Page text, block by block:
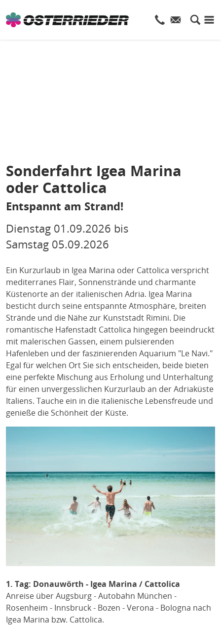
Sonderfahrt Igea Marina
oder Cattolica
Entspannt am Strand!
Dienstag 01.09.2026 bis
Samstag 05.09.2026
Ein Kurzurlaub in Igea Marina oder Cattolica verspricht
mediterranes Flair, Sonnenstrände und charmante
Küstenorte an der italienischen Adria. Igea Marina
besticht durch seine entspannte Atmosphäre, breiten
Strände und die Nähe zur Kunststadt Rimini. Die
romantische Hafenstadt Cattolica hingegen beeindruckt
mit malerischen Gassen, einem pulsierenden
Hafenleben und der faszinierenden Aquarium "Le Navi."
Egal für welchen Ort Sie sich entscheiden, beide bieten
eine perfekte Mischung aus Erholung und Unterhaltung
für einen unvergesslichen Kurzurlaub an der Adriaküste
Italiens. Tauche ein in die italienische Lebensfreude und
genieße die Schönheit der Küste.
1. Tag: Donauwörth - Igea Marina / Cattolica
Anreise über Augsburg - Autobahn München -
Rosenheim - Innsbruck - Bozen - Verona - Bologna nach
Igea Marina bzw. Cattolica.